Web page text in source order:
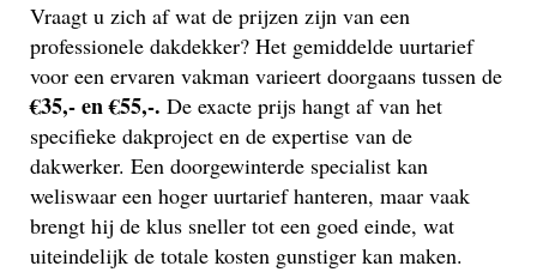
Vraagt u zich af wat de prijzen zijn van een
professionele dakdekker? Het gemiddelde uurtarief
voor een ervaren vakman varieert doorgaans tussen de
€35,- en €55,-. De exacte prijs hangt af van het
specifieke dakproject en de expertise van de
dakwerker. Een doorgewinterde specialist kan
weliswaar een hoger uurtarief hanteren, maar vaak
brengt hij de klus sneller tot een goed einde, wat
uiteindelijk de totale kosten gunstiger kan maken.